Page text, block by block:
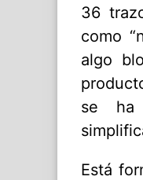
36
como
algo
se ha
Está